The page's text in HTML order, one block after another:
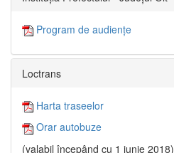
Program de audiențe
Loctrans
Harta traseelor
Orar autobuze
(valabil începând cu 1 iunie 2018)